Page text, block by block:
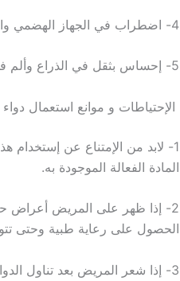
4- اضطراب في الجهاز الهضمي والتعرض للقيء والغثيان.
5- إحساس بثقل في الذراع وألم في منطقة الظهر والرقبة.
الإحتياطات و موانع استعمال
1- لابد من الإمتناع عن إستخدام
المادة الفعالة الموجودة به.
2- إذا ظهر على المريض أعراض
الحصول على رعاية طبية وحتى
3- إذا شعر المريض بعد تناول